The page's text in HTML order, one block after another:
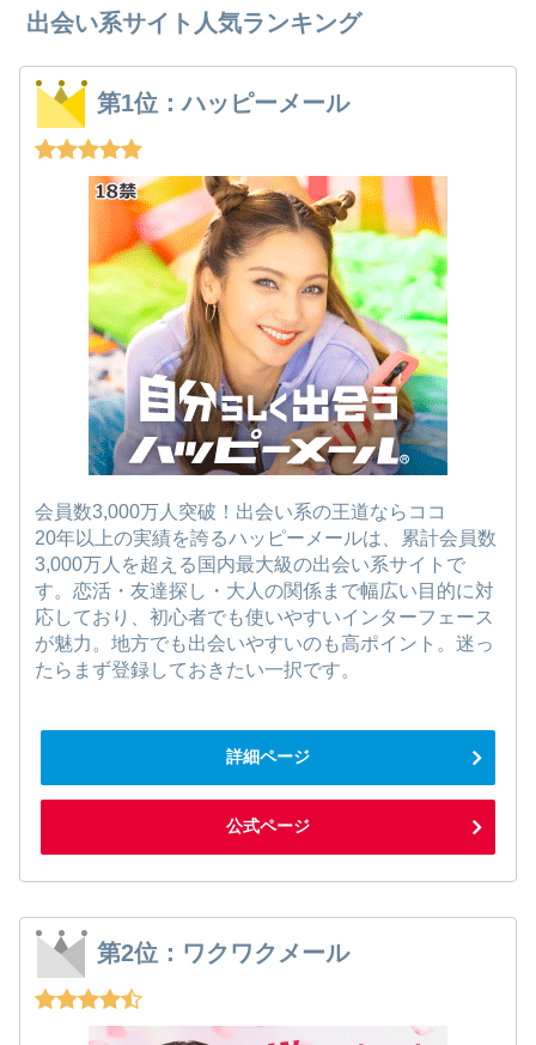
出会い系サイト人気ランキング
第1位：ハッピーメール
会員数3,000万人突破！出会い系の王道ならココ
20年以上の実績を誇るハッピーメールは、累計会員数
3,000万人を超える国内最大級の出会い系サイトで
す。恋活・友達探し・大人の関係まで幅広い目的に対
応しており、初心者でも使いやすいインターフェース
が魅力。地方でも出会いやすいのも高ポイント。迷っ
たらまず登録しておきたい一択です。
詳細ページ
公式ページ
第2位：ワクワクメール